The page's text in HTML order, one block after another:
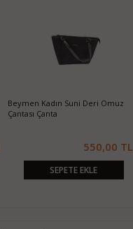
Beymen Kadın Suni Deri Omuz
Çantası Çanta
550,00 TL
SEPETE EKLE